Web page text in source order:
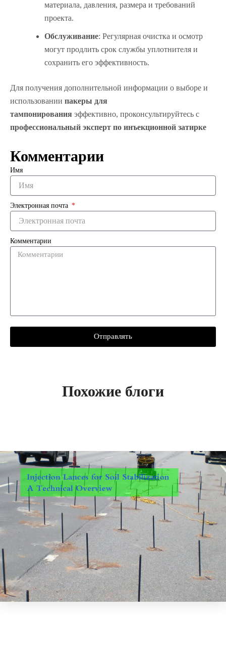
материала, давления, размера и требований
проекта.
Обслуживание: Регулярная очистка и осмотр
могут продлить срок службы уплотнителя и
сохранить его эффективность.
Для получения дополнительной информации о выборе и
использовании пакеры для
тампонирования эффективно, проконсультируйтесь с
профессиональный эксперт по инъекционной затирке
Комментарии
Имя
Электронная почта
Комментарии
Отправлять
Похожие блоги